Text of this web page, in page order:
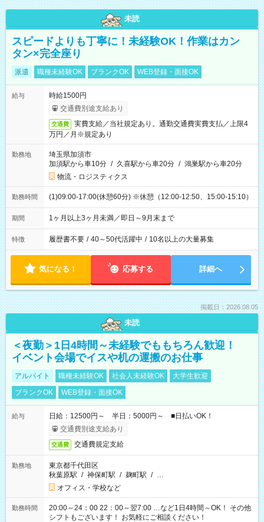
未読
スピードよりも丁寧に！未経験OK！作業はカン
タン×完全座り
派遣 職種未経験OK ブランクOK WEB登録・面接OK
給与
時給1500円
交通費別途支給あり
交通費
実費支給／当社規定あり。通勤交通費実費支払／上限4
万円／月※規定あり
勤務地
埼玉県加須市
加須駅から車10分 / 久喜駅から車20分 / 鴻巣駅から車20分
物流・ロジスティクス
勤務時間 (1)09:00-17:00(休憩60分) ※休憩（12:00-12:50、15:00-15:10）
期間 1ヶ月以上3ヶ月未満／即日～9月末まで
特徴 履歴書不要 / 40～50代活躍中 / 10名以上の大量募集
気になる！ 応募する 詳細へ
掲載日：2026.08.05
未読
＜夜勤＞1日4時間～未経験でももちろん歓迎！
イベント会場でイスや机の運搬のお仕事
アルバイト 職種未経験OK 社会人未経験OK
大学生歓迎
ブランクOK
WEB登録・面接OK
給与
日給：12500円～ 半日：5000円～ ■日払いOK！
交通費別途支給あり
交通費 交通費規定支給
勤務地
東京都千代田区
秋葉原駅 / 神保町駅 / 麹町駅 / …
オフィス・学校など
勤務時間
20:00～24：00 22：00～翌7:00 …など1日4時間～OK！ その他
シフトもございます！ お気軽にご相談ください！